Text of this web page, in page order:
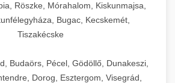
Röszke, Mórahalom, Kiskunmajsa,
Bugac, Kecskemét,
Tiszakécske
Budaörs, Pécel, Gödöllő, Dunakeszi,
Dorog, Esztergom, Visegrád,